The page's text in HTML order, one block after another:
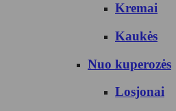
Kremai
Kaukės
Nuo kuperozės
Losjonai